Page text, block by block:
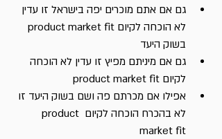
גם אם אתם מוכרים יפה בישראל זו עדין
בשוק היעד
גם אם מיניתם מפיץ זו עדין לא הוכחה
לקיום product market fit
אפילו אם מכרתם פה ושם בשוק היעד זו
לא בהכרח הוכחה לקיום product
market fit